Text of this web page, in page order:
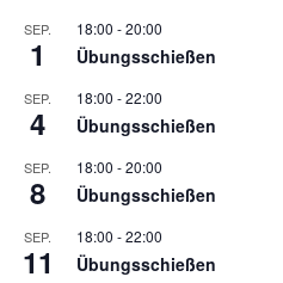
SEP.
1
18:00 -20:00
Übungsschießen
SEP.
4
18:00 -22:00
Übungsschießen
SEP.
8
18:00 -20:00
Übungsschießen
SEP.
11
18:00 -22:00
Übungsschießen